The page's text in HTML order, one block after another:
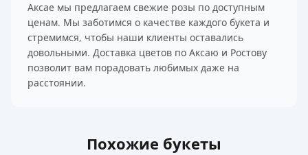
Аксае мы предлагаем свежие розы по доступным
ценам. Мы заботимся о качестве каждого букета и
стремимся, чтобы наши клиенты оставались
довольными. Доставка цветов по Аксаю и Ростову
позволит вам порадовать любимых даже на
расстоянии.
Похожие букеты